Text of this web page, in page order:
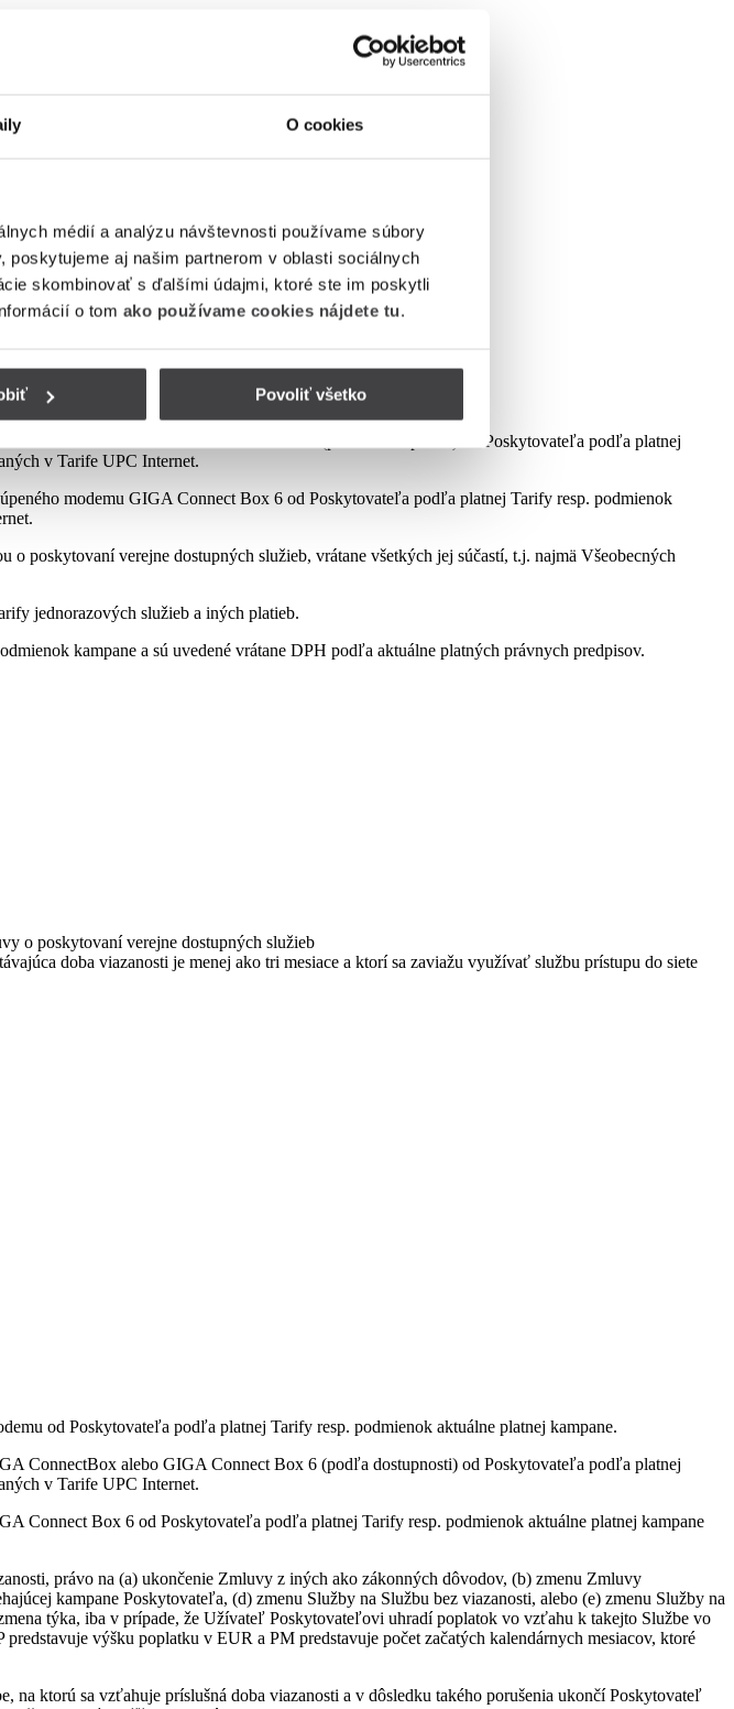
O cookies
médií a analýzu návštevnosti používame súbory
aj našim partnerom v oblasti sociálnych
skombinovať s ďalšími údajmi, ktoré ste im poskytli
o tom ako používame cookies nájdete tu.
Povoliť všetko
podľa platnej Tarify resp. podmienok aktuálne platnej kampane.
ConnectBox alebo GIGA Connect Box 6 (podľa dostupnosti) od Poskytovateľa podľa platnej
v Tarife UPC Internet.
modemu GIGA Connect Box 6 od Poskytovateľa podľa platnej Tarify resp. podmienok
poskytovaní verejne dostupných služieb, vrátane všetkých jej súčastí, t.j. najmä Všeobecných
jednorazových služieb a iných platieb.
kampane a sú uvedené vrátane DPH podľa aktuálne platných právnych predpisov.
o poskytovaní verejne dostupných služieb
doba viazanosti je menej ako tri mesiace a ktorí sa zaviažu využívať službu prístupu do siete
od Poskytovateľa podľa platnej Tarify resp. podmienok aktuálne platnej kampane.
ConnectBox alebo GIGA Connect Box 6 (podľa dostupnosti) od Poskytovateľa podľa platnej
v Tarife UPC Internet.
Connect Box 6 od Poskytovateľa podľa platnej Tarify resp. podmienok aktuálne platnej kampane
právo na (a) ukončenie Zmluvy z iných ako zákonných dôvodov, (b) zmenu Zmluvy
kampane Poskytovateľa, (d) zmenu Služby na Službu bez viazanosti, alebo (e) zmenu Služby na
týka, iba v prípade, že Užívateľ Poskytovateľovi uhradí poplatok vo vzťahu k takejto Službe vo
výšku poplatku v EUR a PM predstavuje počet začatých kalendárnych mesiacov, ktoré
ktorú sa vzťahuje príslušná doba viazanosti a v dôsledku takého porušenia ukončí Poskytovateľ